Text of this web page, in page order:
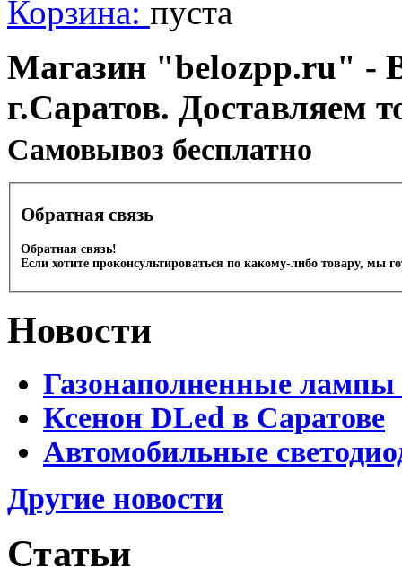
Корзина: пуста
Магазин "belozpp.ru" -
г.Саратов. Доставляем
Cамовывоз бесплатно
Обратная связь
Обратная связь!
Если хотите проконсультироваться по какому-либо товару, мы
Новости
Газонаполненные лампы
Ксенон DLed в Саратове
Автомобильные
Другие новости
Статьи